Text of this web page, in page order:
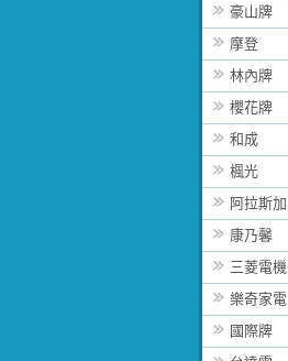
豪山牌
摩登
林內牌
櫻花牌
和成
楓光
阿拉斯加
康乃馨
三菱電機
樂奇家電
國際牌